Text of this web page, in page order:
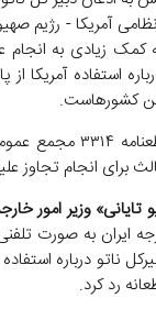
آمریکا - رژیم
زیادی به انجام
استفاده آمریکا
کشورهاست.
وی ادامه داد:
برای انجام تجاوز
تایانی» وزیر امور
ایران به صورت
ناتو درباره
رد کرد.